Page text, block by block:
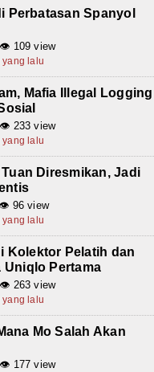
Perbatasan Spanyol
👁 109 view
yang lalu
Mafia Illegal Logging
👁 233 view
yang lalu
Diresmikan, Jadi
👁 96 view
yang lalu
Kolektor Pelatih dan
Uniqlo Pertama
👁 263 view
yang lalu
Mo Salah Akan
177 view